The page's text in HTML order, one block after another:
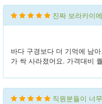
진짜 보라카이
바다 구경보다 더 기억에 남
가 싹 사라졌어요. 가격대비
직원분들이 너